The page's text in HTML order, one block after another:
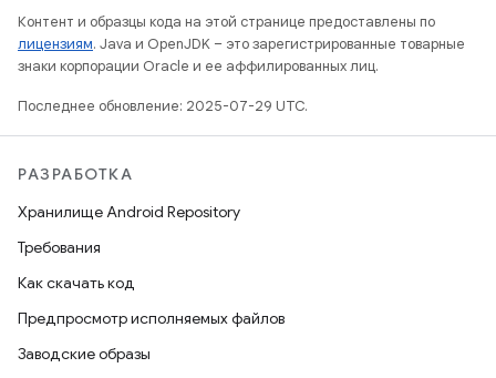
Контент и образцы кода на этой странице предоставлены по
лицензиям. Java и OpenJDK – это зарегистрированные товарные
знаки корпорации Oracle и ее аффилированных лиц.
Последнее обновление: 2025-07-29 UTC.
РАЗРАБОТКА
Хранилище Android Repository
Требования
Как скачать код
Предпросмотр исполняемых файлов
Заводские образы